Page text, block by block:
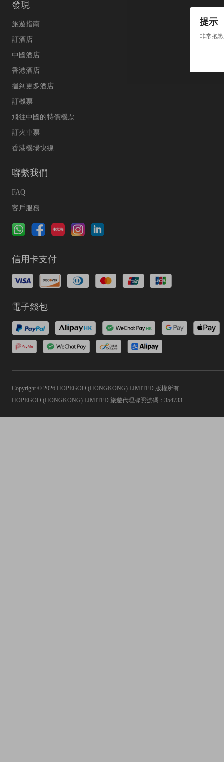
提示
非常抱
發現
旅遊指南
訂酒店
中國酒店
香港酒店
搵到更多酒店
訂機票
飛往中國的特價機票
訂火車票
香港機場快線
聯繫我們
FAQ
客戶服務
信用卡支付
電子錢包
Copyright © 2026 HOPEGOO (HONGKONG) LIMITED 版權所有
HOPEGOO (HONGKONG) LIMITED 旅遊代理牌照號碼：354733